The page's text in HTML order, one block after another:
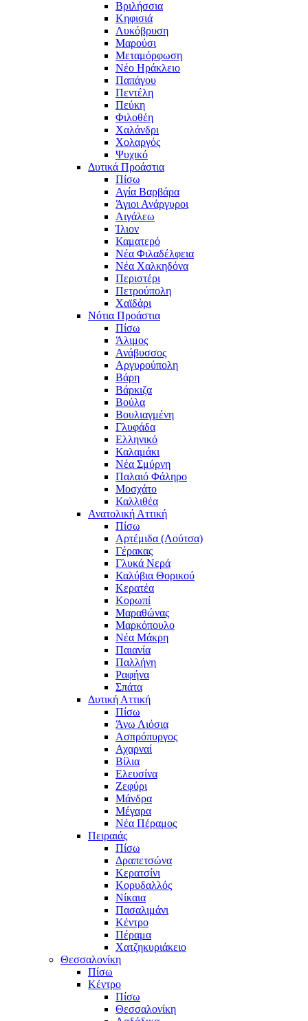
Βριλήσσια
Κηφισιά
Λυκόβρυση
Μαρούσι
Μεταμόρφωση
Νέο Ηράκλειο
Παπάγου
Πεντέλη
Πεύκη
Φιλοθέη
Χαλάνδρι
Χολαργός
Ψυχικό
Δυτικά Προάστια
Πίσω
Αγία Βαρβάρα
Άγιοι Ανάργυροι
Αιγάλεω
Ίλιον
Καματερό
Νέα Φιλαδέλφεια
Νέα Χαλκηδόνα
Περιστέρι
Πετρούπολη
Χαϊδάρι
Νότια Προάστια
Πίσω
Άλιμος
Ανάβυσσος
Αργυρούπολη
Βάρη
Βάρκιζα
Βούλα
Βουλιαγμένη
Γλυφάδα
Ελληνικό
Καλαμάκι
Νέα Σμύρνη
Παλαιό Φάληρο
Μοσχάτο
Καλλιθέα
Ανατολική Αττική
Πίσω
Αρτέμιδα (Λούτσα)
Γέρακας
Γλυκά Νερά
Καλύβια Θορικού
Κερατέα
Κορωπί
Μαραθώνας
Μαρκόπουλο
Νέα Μάκρη
Παιανία
Παλλήνη
Ραφήνα
Σπάτα
Δυτική Αττική
Πίσω
Άνω Λιόσια
Ασπρόπυργος
Αχαρναί
Βίλια
Ελευσίνα
Ζεφύρι
Μάνδρα
Μέγαρα
Νέα Πέραμος
Πειραιάς
Πίσω
Δραπετσώνα
Κερατσίνι
Κορυδαλλός
Νίκαια
Πασαλιμάνι
Κέντρο
Πέραμα
Χατζηκυριάκειο
Θεσσαλονίκη
Πίσω
Κέντρο
Πίσω
Θεσσαλονίκη